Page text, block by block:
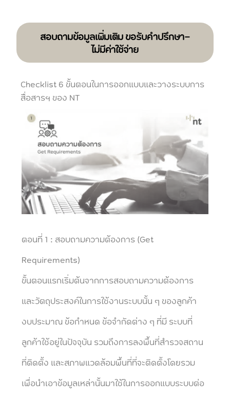
สอบถามข้อมูลเพิ่มเติม ขอรับคำปรึกษา-
ไม่มีค่าใช้จ่าย
Checklist 6 ขั้นตอนในการออกแบบและวางระบบการ
สื่อสารฯ ของ NT
ตอนที่ 1 : สอบถามความต้องการ (Get
Requirements)
ขั้นตอนแรกเริ่มต้นจากการสอบถามความต้องการ
และวัตถุประสงค์ในการใช้งานระบบนั้น ๆ ของลูกค้า
งบประมาณ ข้อกำหนด ข้อจำกัดต่าง ๆ ที่มี ระบบที่
ลูกค้าใช้อยู่ในปัจจุบัน รวมถึงการลงพื้นที่สำรวจสถาน
ที่ติดตั้ง และสภาพแวดล้อมพื้นที่ที่จะติดตั้งโดยรวม
เพื่อนำเอาข้อมูลเหล่านั้นมาใช้ในการออกแบบระบบต่อ